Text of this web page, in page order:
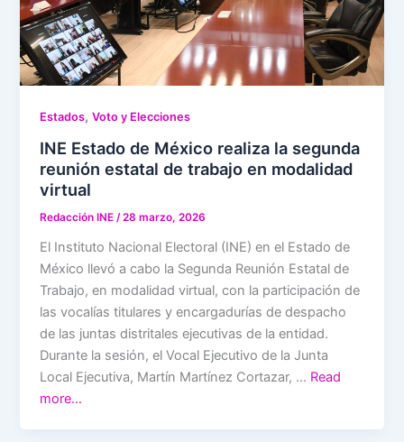
Estados,Voto y Elecciones
INE Estado de México realiza la segunda
reunión estatal de trabajo en modalidad
virtual
Redacción INE/28 marzo, 2026
El Instituto Nacional Electoral (INE) en el Estado de
México llevó a cabo la Segunda Reunión Estatal de
Trabajo, en modalidad virtual, con la participación de
las vocalías titulares y encargadurías de despacho
de las juntas distritales ejecutivas de la entidad.
Durante la sesión, el Vocal Ejecutivo de la Junta
Local Ejecutiva, Martín Martínez Cortazar, … Read
more…